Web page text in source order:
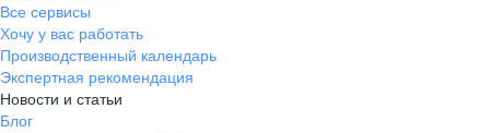
Все сервисы
Хочу у вас работать
Производственный календарь
Экспертная рекомендация
Новости и статьи
Блог